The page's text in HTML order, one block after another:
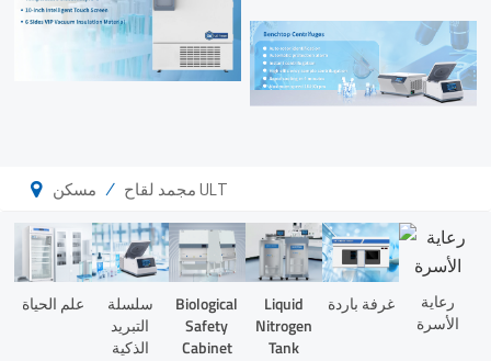
مسكن / مجمد لقاح ULT
علم الحياة
سلسلة
التبريد
الذكية
Biological
Safety
Cabinet
Liquid
Nitrogen
Tank
غرفة باردة
رعاية
الأسرة